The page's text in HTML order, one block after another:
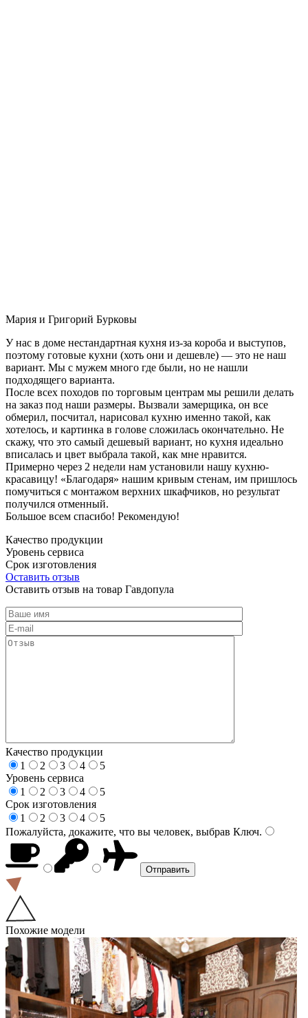
Мария и Григорий Бурковы
У нас в доме нестандартная кухня из-за короба и выступов,
поэтому готовые кухни (хоть они и дешевле) — это не наш
вариант. Мы с мужем много где были, но не нашли
подходящего варианта.
После всех походов по торговым центрам мы решили делать
на заказ под наши размеры. Вызвали замерщика, он все
обмерил, посчитал, нарисовал кухню именно такой, как
хотелось, и картинка в голове сложилась окончательно. Не
скажу, что это самый дешевый вариант, но кухня идеально
вписалась и цвет выбрала такой, как мне нравится.
Примерно через 2 недели нам установили нашу кухню-
красавицу! «Благодаря» нашим кривым стенам, им пришлось
помучиться с монтажом верхних шкафчиков, но результат
получился отменный.
Большое всем спасибо! Рекомендую!
Качество продукции
Уровень сервиса
Срок изготовления
Оставить отзыв
Оставить отзыв на товар Гавдопула
Качество продукции
1
2 3 4
5
Уровень сервиса
1
2 3 4
5
Срок изготовления
1
2 3 4
5
Пожалуйста, докажите, что вы человек, выбрав Ключ.
Похожие модели